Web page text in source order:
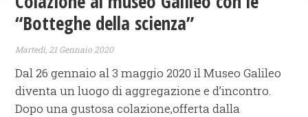
“Botteghe della scienza”
Martedì, 21 Gennaio 2020
Dal 26 gennaio al 3 maggio 2020 il Museo Galileo
diventa un luogo di aggregazione e d’incontro.
Dopo una gustosa colazione,offerta dalla